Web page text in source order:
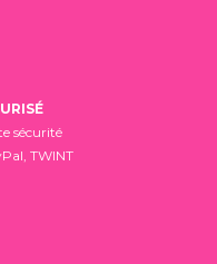
sécurité
TWINT